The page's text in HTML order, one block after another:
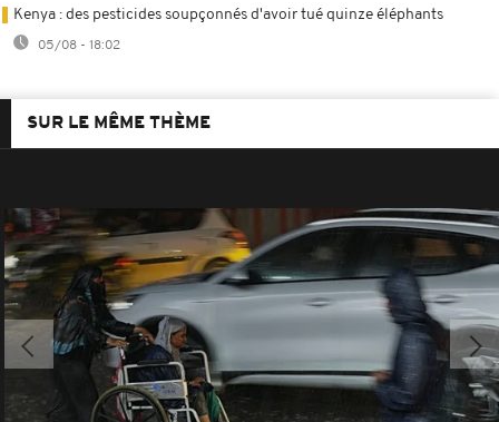
Kenya : des pesticides soupçonnés d'avoir tué quinze éléphants
05/08 - 18:02
SUR LE MÊME THÈME